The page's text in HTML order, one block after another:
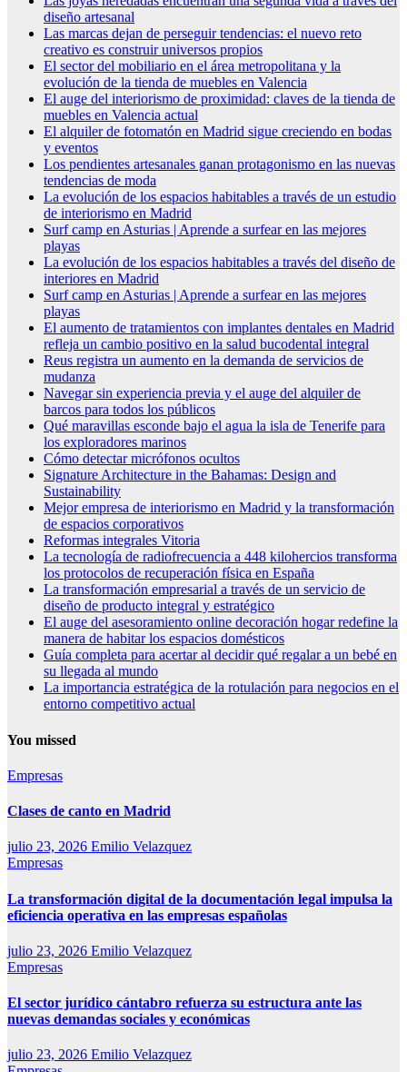
diseño artesanal
Las marcas dejan de perseguir tendencias: el nuevo reto
creativo es construir universos propios
El sector del mobiliario en el área metropolitana y la
evolución de la tienda de muebles en Valencia
El auge del interiorismo de proximidad: claves de la tienda de
muebles en Valencia actual
El alquiler de fotomatón en Madrid sigue creciendo en bodas
y eventos
Los pendientes artesanales ganan protagonismo en las nuevas
tendencias de moda
La evolución de los espacios habitables a través de un estudio
de interiorismo en Madrid
Surf camp en Asturias | Aprende a surfear en las mejores
playas
La evolución de los espacios habitables a través del diseño de
interiores en Madrid
Surf camp en Asturias | Aprende a surfear en las mejores
playas
El aumento de tratamientos con implantes dentales en Madrid
refleja un cambio positivo en la salud bucodental integral
Reus registra un aumento en la demanda de servicios de
mudanza
Navegar sin experiencia previa y el auge del alquiler de
barcos para todos los públicos
Qué maravillas esconde bajo el agua la isla de Tenerife para
los exploradores marinos
Cómo detectar micrófonos ocultos
Signature Architecture in the Bahamas: Design and
Sustainability
Mejor empresa de interiorismo en Madrid y la transformación
de espacios corporativos
Reformas integrales Vitoria
La tecnología de radiofrecuencia a 448 kilohercios transforma
los protocolos de recuperación física en España
La transformación empresarial a través de un servicio de
diseño de producto integral y estratégico
El auge del asesoramiento online decoración hogar redefine la
manera de habitar los espacios domésticos
Guía completa para acertar al decidir qué regalar a un bebé en
su llegada al mundo
La importancia estratégica de la rotulación para negocios en el
entorno competitivo actual
You missed
Empresas
Clases de canto en Madrid
julio 23, 2026 Emilio Velazquez
Empresas
La transformación digital de la documentación legal impulsa la
eficiencia operativa en las empresas españolas
julio 23, 2026 Emilio Velazquez
Empresas
El sector jurídico cántabro refuerza su estructura ante las
nuevas demandas sociales y económicas
julio 23, 2026 Emilio Velazquez